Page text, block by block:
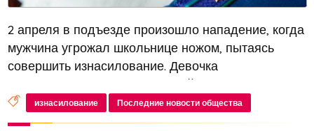
2 апреля в подъезде произошло нападение, когда
мужчина угрожал школьнице ножом, пытаясь
совершить изнасилование. Девочка
сопротивлялась, и нападавший дважды ударил
её
изнасилование Последние новости общества